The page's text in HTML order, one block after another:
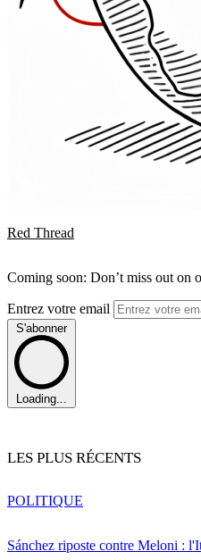
Red Thread
Coming soon: Don’t miss out on
Entrez votre email
S'abonner
Loading...
LES PLUS RÉCENTS
Sánchez riposte contre Meloni :
POLITIQUE